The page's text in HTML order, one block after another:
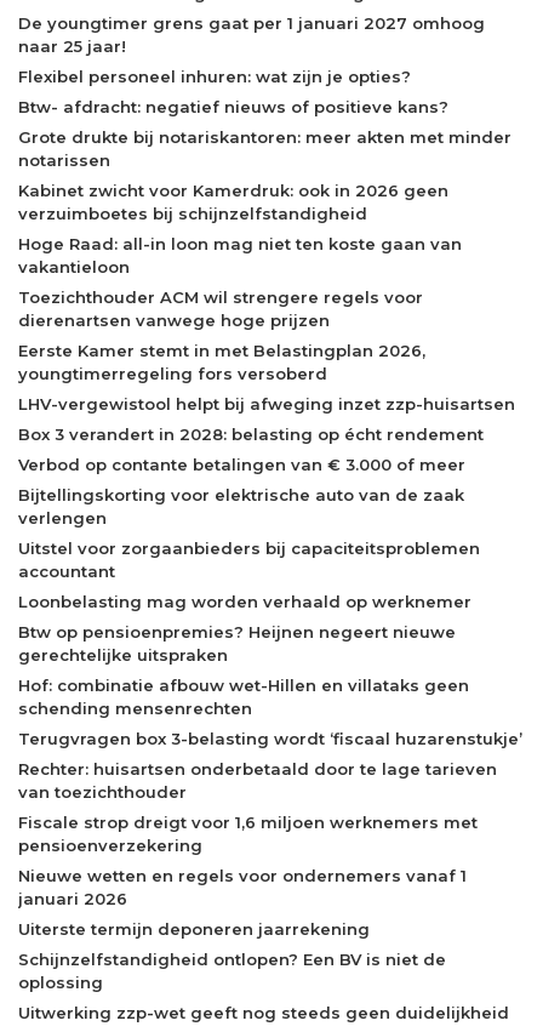
De youngtimer grens gaat per 1 januari 2027 omhoog
naar 25 jaar!
Flexibel personeel inhuren: wat zijn je opties?
Btw- afdracht: negatief nieuws of positieve kans?
Grote drukte bij notariskantoren: meer akten met minder
notarissen
Kabinet zwicht voor Kamerdruk: ook in 2026 geen
verzuimboetes bij schijnzelfstandigheid
Hoge Raad: all-in loon mag niet ten koste gaan van
vakantieloon
Toezichthouder ACM wil strengere regels voor
dierenartsen vanwege hoge prijzen
Eerste Kamer stemt in met Belastingplan 2026,
youngtimerregeling fors versoberd
LHV-vergewistool helpt bij afweging inzet zzp-huisartsen
Box 3 verandert in 2028: belasting op écht rendement
Verbod op contante betalingen van € 3.000 of meer
Bijtellingskorting voor elektrische auto van de zaak
verlengen
Uitstel voor zorgaanbieders bij capaciteitsproblemen
accountant
Loonbelasting mag worden verhaald op werknemer
Btw op pensioenpremies? Heijnen negeert nieuwe
gerechtelijke uitspraken
Hof: combinatie afbouw wet-Hillen en villataks geen
schending mensenrechten
Terugvragen box 3-belasting wordt ‘fiscaal huzarenstukje’
Rechter: huisartsen onderbetaald door te lage tarieven
van toezichthouder
Fiscale strop dreigt voor 1,6 miljoen werknemers met
pensioenverzekering
Nieuwe wetten en regels voor ondernemers vanaf 1
januari 2026
Uiterste termijn deponeren jaarrekening
Schijnzelfstandigheid ontlopen? Een BV is niet de
oplossing
Uitwerking zzp-wet geeft nog steeds geen duidelijkheid